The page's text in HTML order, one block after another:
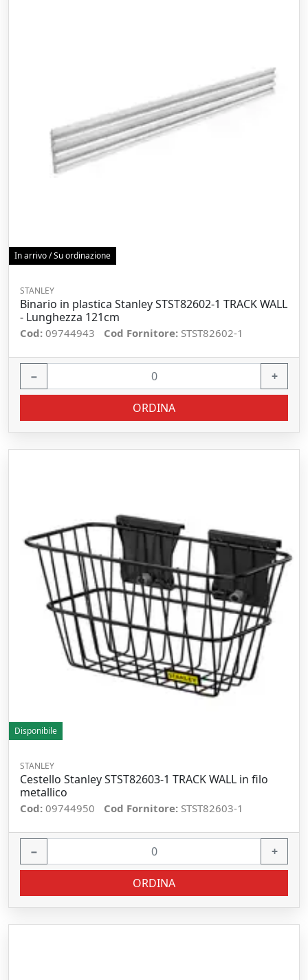
In arrivo / Su ordinazione
STANLEY
Binario in plastica Stanley STST82602-1 TRACK WALL
- Lunghezza 121cm
Cod: 09744943 Cod Fornitore: STST82602-1
− +
ORDINA
Disponibile
STANLEY
Cestello Stanley STST82603-1 TRACK WALL in filo
metallico
Cod: 09744950 Cod Fornitore: STST82603-1
− +
ORDINA